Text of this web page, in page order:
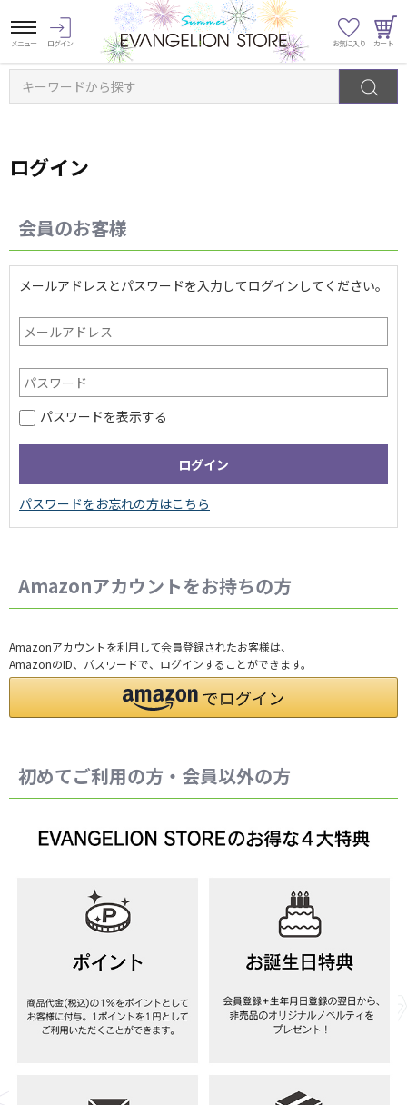
キーワードから探す
ログイン
会員のお客様
メールアドレスとパスワードを入力してログインしてください。
パスワードを表示する
Amazonアカウントをお持ちの方
Amazonアカウントを利用して会員登録されたお客様は、
AmazonのID、パスワードで、ログインすることができます。
初めてご利用の方・会員以外の方